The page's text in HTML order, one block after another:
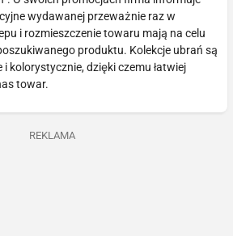
wydawanej przeważnie raz w
i rozmieszczenie towaru mają na celu
produktu. Kolekcje ubrań są
kolorystycznie, dzięki czemu łatwiej
towar.
REKLAMA